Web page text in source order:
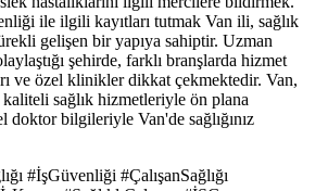
ile ilgili kayıtları tutmak Van ili, sağlık
gelişen bir yapıya sahiptir. Uzman
şehirde, farklı branşlarda hizmet
ve özel klinikler dikkat çekmektedir. Van,
sağlık hizmetleriyle ön plana
doktor bilgileriyle Van'de sağlığınız
#İşGüvenliği #ÇalışanSağlığı